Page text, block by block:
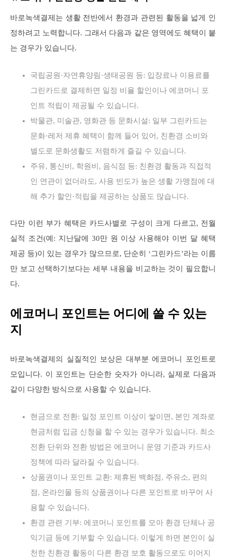
바로녹색결제는 생활 전반에서 환경과 관련된 활동을 넓게 인
정하려고 노력합니다. 그래서 다음과 같은 영역에도 혜택이 붙
는 경우가 있습니다.
국립공원·자연휴양림·생태공원 등: 입장료나 이용료를
그린카드로 결제하면 일정 비율 할인이나 에코머니 포
인트 적립이 제공될 수 있습니다.
박물관, 미술관, 영화관 등 문화시설: 일부 그린카드는
문화·레저 제휴 혜택이 함께 들어 있어, 친환경 소비와
별도로 문화생활도 저렴하게 즐길 수 있습니다.
주유, 통신비, 학원비, 음식점 등: 친환경 활동과 직접적
인 연관이 없더라도, 사용 빈도가 높은 생활 가맹점에 대
해 추가 할인·적립을 제공하는 상품도 많습니다.
다만 이런 부가 혜택은 카드사별로 구성이 크게 다르고, 전월
실적 조건(예: 지난달에 30만 원 이상 사용해야 이번 달 혜택
제공 등)이 있는 경우가 많으므로, 단순히 ‘그린카드’라는 이름
만 보고 선택하기보다는 세부 내용을 비교하는 것이 필요합니
다.
에코머니 포인트는 어디에 쓸 수 있는
지
바로녹색결제의 실질적인 보상은 대부분 에코머니 포인트로
모입니다. 이 포인트는 단순한 숫자가 아니라, 실제로 다음과
같이 다양한 방식으로 사용할 수 있습니다.
현금으로 전환: 일정 포인트 이상이 쌓이면, 본인 계좌로
현금처럼 입금 신청을 할 수 있는 경우가 있습니다. 최소
전환 단위와 전환 방법은 에코머니 운영 기준과 카드사
정책에 따라 달라질 수 있습니다.
상품권이나 포인트 교환: 제휴된 백화점, 주유소, 편의
점, 온라인몰 등의 상품권이나 다른 포인트로 바꾸어 사
용할 수 있습니다.
환경 관련 기부: 에코머니 포인트를 모아 환경 단체나 공
익기금 등에 기부할 수 있습니다. 이렇게 하면 본인이 실
천한 친환경 활동이 다른 환경 보호 활동으로도 이어지